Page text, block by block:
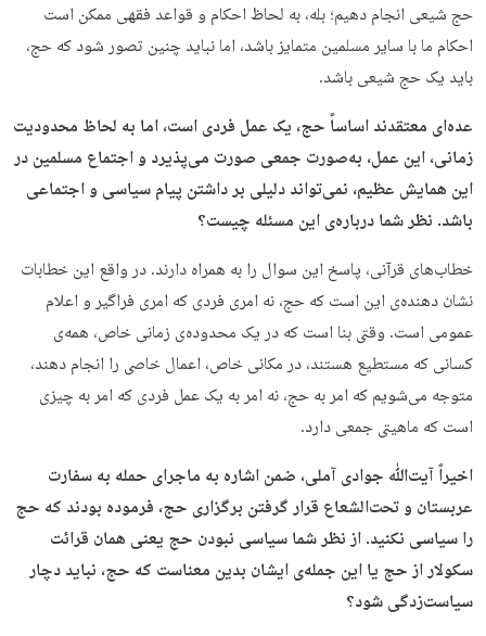
حج شیعی انجام دهیم؛ بله، به لحاظ احکام و قواعد فقهی ممکن است
احکام‌ ما با سایر مسلمین متمایز باشد، اما نباید چنین تصور شود که حج،
باید یک حج شیعی باشد.
عده‌ای معتقدند اساساً حج، یک عمل فردی است، اما به لحاظ محدودیت
زمانی، این عمل، به‌صورت جمعی صورت می‌پذیرد و اجتماع مسلمین در
این همایش عظیم، نمی‌تواند دلیلی بر داشتن پیام سیاسی و اجتماعی
باشد. نظر شما درباره‌ی این مسئله چیست؟
خطاب‌های قرآنی، پاسخ این سوال را به ‌همراه دارند. در واقع این خطابات
نشان دهنده‌ی این است که حج، نه امری فردی که امری فراگیر و اعلام
عمومی است. وقتی بنا است که در یک محدوده‌ی زمانی خاص، همه‌ی
کسانی که مستطیع هستند، در مکانی خاص، اعمال خاصی را انجام دهند،
متوجه می‌شویم که امر به حج، نه امر به یک عمل فردی که امر به چیزی
است که ماهیتی جمعی دارد.
اخیراً آیت‌ﷲ جوادی آ‌ملی، ضمن اشاره به ماجرای حمله به سفارت
عربستان و تحت‌الشعاع قرار گرفتن برگزاری حج، فرموده بودند که حج
را سیاسی نکنید. از نظر شما سیاسی نبودن حج یعنی همان قرائت
سکولار از حج یا این جمله‌ی ایشان بدین معناست که حج، نباید دچار
سیاست‌زدگی شود؟